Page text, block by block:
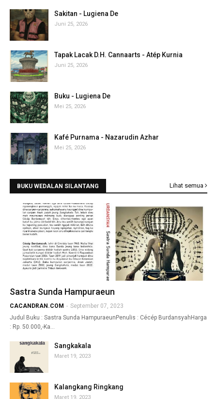
Sakitan - Lugiena De
Juni 25, 2026
Tapak Lacak D.H. Cannaarts - Atép Kurnia
Juni 25, 2026
Buku - Lugiena De
Mei 25, 2026
Kafé Purnama - Nazarudin Azhar
Mei 25, 2026
BUKU WEDALAN SILANTANG Lihat semua
Sastra Sunda Hampuraeun
CACANDRAN.COM - September 07, 2023
Judul Buku : Sastra Sunda HampuraeunPenulis : Cécép BurdansyahHarga
: Rp. 50.000,-Ka…
Sangkakala
Maret 19, 2023
Kalangkang Ringkang
Maret 19, 2023